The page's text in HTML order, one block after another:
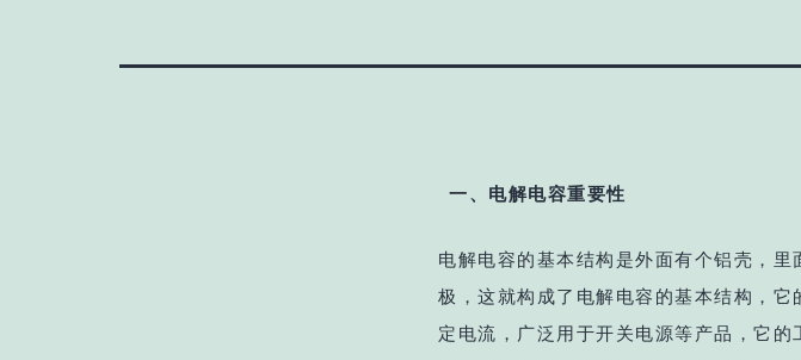
一、电解电容重要性
电解电容的基本结构是外面有个铝壳，
极，这就构成了电解电容的基本结构，
定电流，广泛用于开关电源等产品，它